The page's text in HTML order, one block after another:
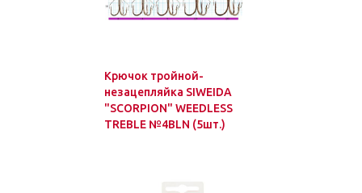
Крючок тройной-
незацепляйка SIWEIDA
"SCORPION" WEEDLESS
TREBLE №4BLN (5шт.)